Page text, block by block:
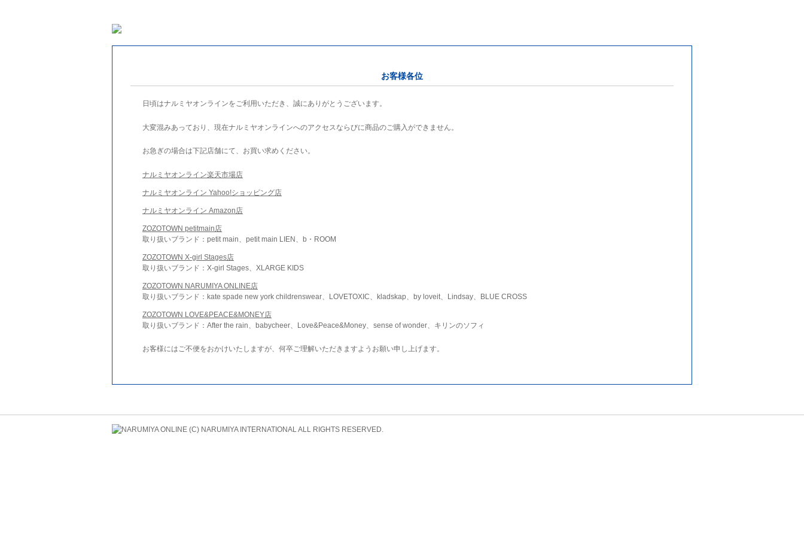
お客様各位
日頃はナルミヤオンラインをご利用いただき、誠にありがとうございます。
大変混みあっており、現在ナルミヤオンラインへのアクセスならびに商品のご購入ができません。
お急ぎの場合は下記店舗にて、お買い求めください。
ナルミヤオンライン楽天市場店
ナルミヤオンライン Yahoo!ショッピング店
ナルミヤオンライン Amazon店
ZOZOTOWN petitmain店
取り扱いブランド：petit main、petit main LIEN、b・ROOM
ZOZOTOWN X-girl Stages店
取り扱いブランド：X-girl Stages、XLARGE KIDS
ZOZOTOWN NARUMIYA ONLINE店
取り扱いブランド：kate spade new york childrenswear、LOVETOXIC、kladskap、by loveit、Lindsay、BLUE CROSS
ZOZOTOWN LOVE&PEACE&MONEY店
取り扱いブランド：After the rain、babycheer、Love&Peace&Money、sense of wonder、キリンのソフィ
お客様にはご不便をおかけいたしますが、何卒ご理解いただきますようお願い申し上げます。